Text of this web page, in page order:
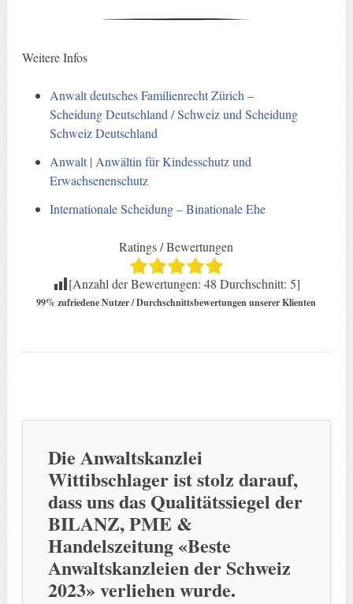
Weitere Infos
Anwalt deutsches Familienrecht Zürich –
Scheidung Deutschland / Schweiz und Scheidung
Schweiz Deutschland
Anwalt | Anwältin für Kindesschutz und
Erwachsenenschutz
Internationale Scheidung – Binationale Ehe
Ratings / Bewertungen
[Anzahl der Bewertungen: 48 Durchschnitt: 5]
99% zufriedene Nutzer / Durchschnittsbewertungen unserer Klienten
Die Anwaltskanzlei
Wittibschlager ist stolz darauf,
dass uns das Qualitätssiegel der
BILANZ, PME &
Handelszeitung «Beste
Anwaltskanzleien der Schweiz
2023» verliehen wurde.